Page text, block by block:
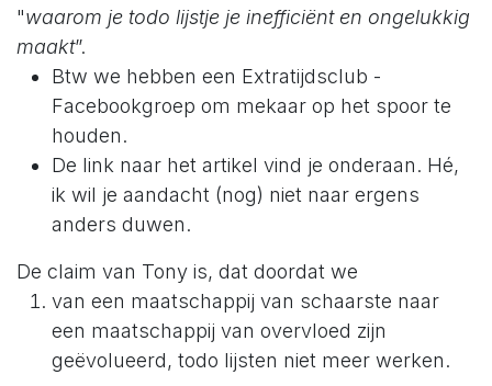
"waarom je todo lijstje je inefficiënt en ongelukkig
maakt”.
Btw we hebben een Extratijdsclub -
Facebookgroep om mekaar op het spoor te
houden.
De link naar het artikel vind je onderaan. Hé,
ik wil je aandacht (nog) niet naar ergens
anders duwen.
De claim van Tony is, dat doordat we
van een maatschappij van schaarste naar
een maatschappij van overvloed zijn
geëvolueerd, todo lijsten niet meer werken.